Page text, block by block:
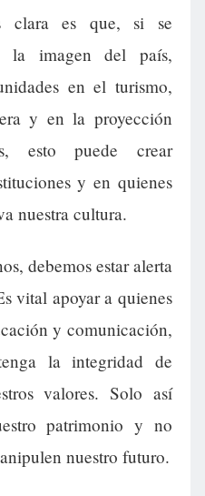
clara es que, si se
la imagen del país,
en el turismo,
y en la proyección
esto puede crear
y en quienes
nuestra cultura.
debemos estar alerta
vital apoyar a quienes
y comunicación,
la integridad de
valores. Solo así
patrimonio y no
nuestro futuro.